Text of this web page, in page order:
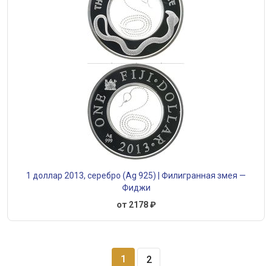
1 доллар 2013, серебро (Ag 925) | Филигранная змея —
Фиджи
от 2178 ₽
1 2